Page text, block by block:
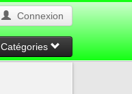
Connexion
Catégories